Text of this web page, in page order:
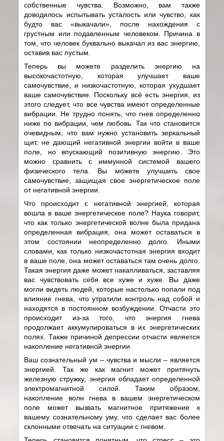
собственные чувства. Возможно, вам также
доводилось испытывать усталость или чувство, как
будто вас «выкачали», после нахождения с
грустным или подавленным человеком. Причина в
том, что человек буквально выкачал из вас энергию,
оставив вас пустым.
Теперь вы можете разделить энергию на
высокочастотную, которая улучшает ваше
самочувствие, и низкочастотную, которая ухудшает
ваше самочувствие. Поскольку всё есть энергия, из
этого следует, что все чувства имеют определенные
вибрации. Не трудно понять, что гнев определенно
ниже по вибрации, чем любовь. Так что становится
очевидным, что вам нужно установить зеркальный
щит, не дающий негативной энергии войти в ваше
поле, но впускающий позитивную энергию. Это
можно сравнить с иммунной системой вашего
физического тела. Вы можете улучшить свое
самочувствие, защищая свое энергетическое поле
от негативной энергии.
Что происходит с негативной энергией, которая
вошла в ваше энергетическое поле? Наука говорит,
что как только энергетической волне была придана
определенная вибрация, она может оставаться в
этом состоянии неопределенно долго. Иными
словами, как только низкочастотная энергия входит
в ваше поле, она может оставаться там очень долго.
Такая энергия даже может накапливаться, заставляя
вас чувствовать себя все хуже и хуже. Вы даже
могли видеть людей, которые настолько попали под
влияние гнева, что утратили контроль над собой и
находятся в постоянном возбуждении. Отчасти это
происходит из-за того, что энергия гнева
продолжает аккумулироваться в их энергетических
полях. Также причиной депрессии отчасти является
накопление негативной энергии.
Ваш сознательный ум – чувства и мысли – является
энергией. Так же как магнит может притянуть
железную стружку, энергия обладает определенной
электромагнитной силой. Таким образом,
накопление волн гнева в вашем энергетическом
поле может вызвать магнитное притяжение к
вашему сознательному уму, что сделает вас более
склонными отвечать на ситуации с гневом.